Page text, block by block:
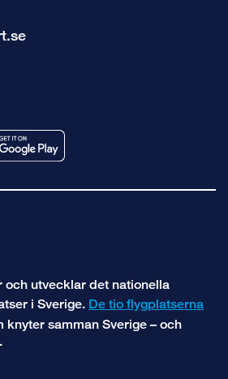
och utvecklar det nationella
i Sverige. De tio flygplatserna
knyter samman Sverige – och